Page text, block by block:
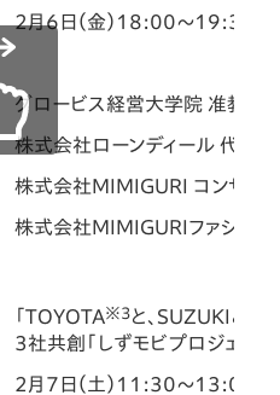
2月6日（金）18:00～19:30
グロービス経営大学院 准教授
株式会社ローンディール 代表
株式会社MIMIGURI コンサル
株式会社MIMIGURIファシリテ
「TOYOTA※3と、SUZUKIと、
3社共創「しずモビプロジェク
2月7日（土）11:30～13:00